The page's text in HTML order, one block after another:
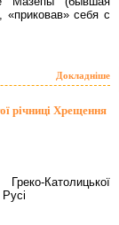
«приковав» себя с
Докладніше
річниці Хрещення
Католицької